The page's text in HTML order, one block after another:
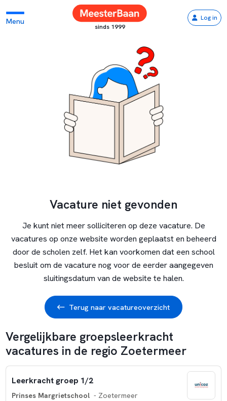
Menu
sinds 1999
Log in
Vacature niet gevonden
Je kunt niet meer solliciteren op deze vacature. De
vacatures op onze website worden geplaatst en beheerd
door de scholen zelf. Het kan voorkomen dat een school
besluit om de vacature nog voor de eerder aangegeven
sluitingsdatum van de website te halen.
Terug naar vacatureoverzicht
Vergelijkbare groepsleerkracht
vacatures in de regio Zoetermeer
Leerkracht groep 1/2
Prinses Margrietschool - Zoetermeer